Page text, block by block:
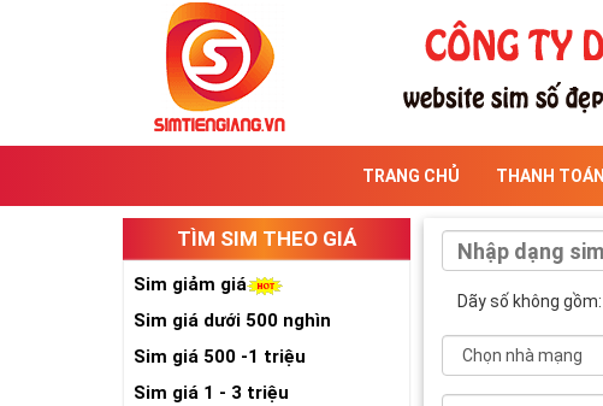
TRANG CHỦ THANH TOÁN
TÌM SIM THEO GIÁ
Sim giảm giá
Sim giá dưới 500 nghìn
Sim giá 500 -1 triệu
Sim giá 1 - 3 triệu
Dãy số không gồm: